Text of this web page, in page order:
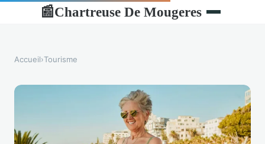
📰Chartreuse De Mougeres
Accueil›Tourisme